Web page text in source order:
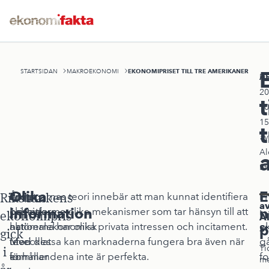
STARTSIDAN MAKROEKONOMI EKONOMIPRISET TILL TRE AMERIKANER
15
av
Riksbankens
ekonomipris
gick
i
Årets
pristagare
har
utvecklat
en
Olika
information
Enligt
klassisk
nationalekonomisk
teori
kommer
Pristagarnas teori innebär att man kunnat identifiera
och utforma olika mekanismer som tar hänsyn till att
aktörerna har olika privata intressen och incitament.
Med dessa kan marknaderna fungera bra även när
förhållandena inte är perfekta.
i